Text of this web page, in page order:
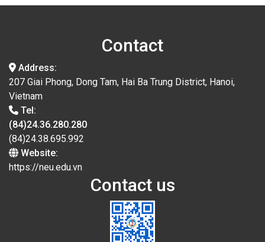
Contact
Address:
207 Giai Phong, Dong Tam, Hai Ba Trung District, Hanoi,
Vietnam
Tel:
(84)24.36.280.280
(84)24.38.695.992
Website:
https://neu.edu.vn
Contact us